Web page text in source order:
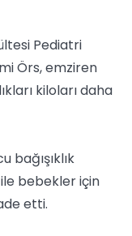
Pediatri
Örs, emziren
kiloları daha
bağışıklık
bebekler için
etti.